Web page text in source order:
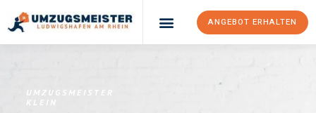
ANGEBOT ERHALTEN
UMZUGSMEISTER
KLEIN